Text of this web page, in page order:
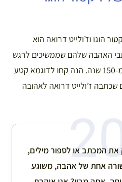
הוגו וז’ולייט דרואה הוא
האהבה שלהם שממשיכים לרגש
למרות שנכתבו לפני יותר מ-150 שנה. הנה קחו לדוגמא קטע
ז’ולייט דרואה לאהובה
המכתב או לספור מילים,
אחת של אהבה, משוגע